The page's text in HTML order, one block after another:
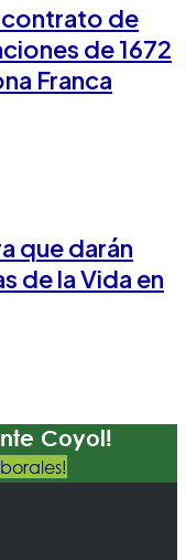
de
de 1672
Franca
que darán
de la Vida en
Coyol!